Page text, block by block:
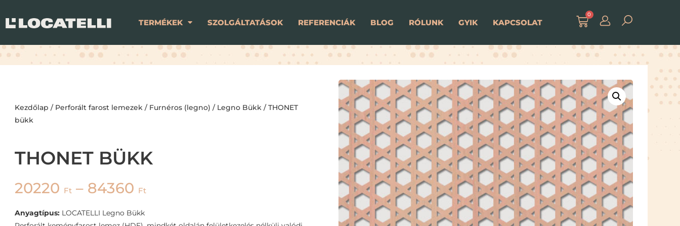
TERMÉKEK SZOLGÁLTATÁSOK REFERENCIÁK BLOG RÓLUNK GYIK KAPCSOLAT
0
Kezdőlap / Perforált farost lemezek/ Furnéros (legno) / Legno Bükk/ THONET
bükk
THONET BÜKK
20220 Ft – 84360 Ft
Anyagtípus:LOCATELLI Legno Bükk